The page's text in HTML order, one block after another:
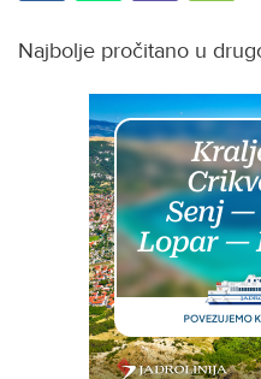
Najbolje pročitano u